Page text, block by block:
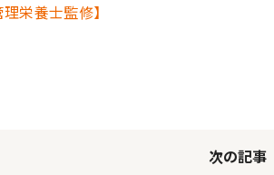
栄養士監修】
次の記事